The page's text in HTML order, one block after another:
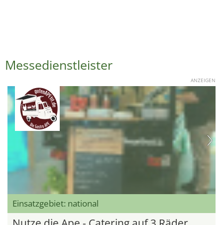
Messedienstleister
ANZEIGEN
Einsatzgebiet: national